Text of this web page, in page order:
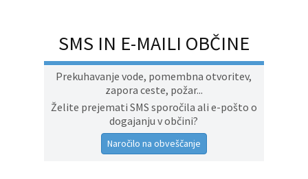
SMS IN E-MAILI OBČINE
Prekuhavanje vode, pomembna otvoritev,
zapora ceste, požar...
Želite prejemati SMS sporočila ali e-pošto o
dogajanju v občini?
Naročilo na obveščanje